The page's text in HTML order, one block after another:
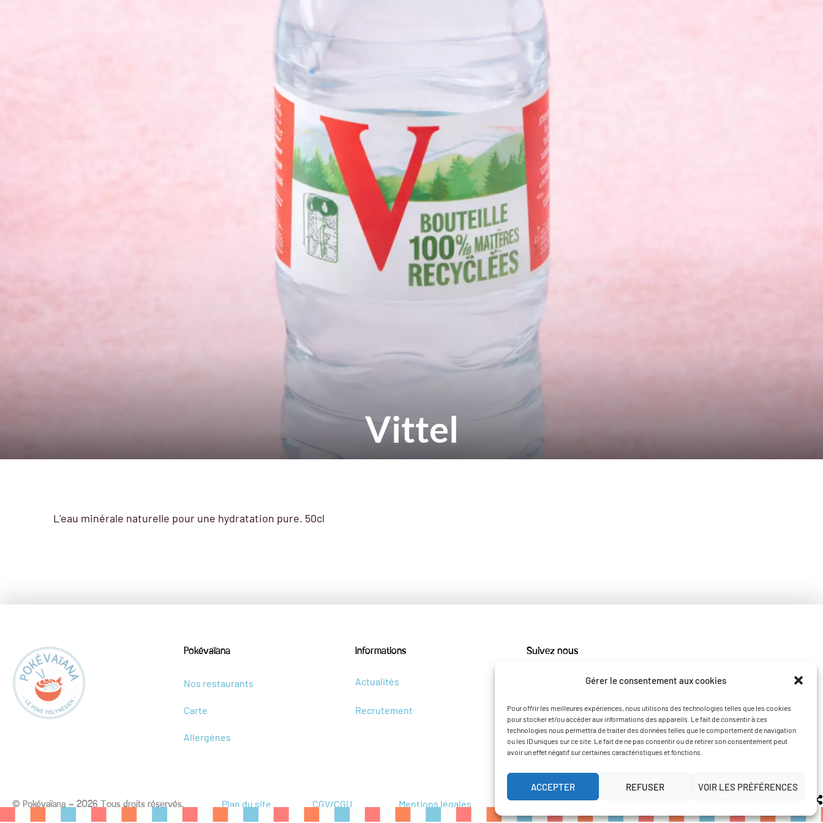
Gérer le consentement aux cookies
Pour offrir les meilleures expériences, nous utilisons des technologies telles que les cookies
pour stocker et/ou accéder aux informations des appareils. Le fait de consentir à ces
technologies nous permettra de traiter des données telles que le comportement de navigation
ou les ID uniques sur ce site. Le fait de ne pas consentir ou de retirer son consentement peut
avoir un effet négatif sur certaines caractéristiques et fonctions.
ACCEPTER REFUSER VOIR LES PRÉFÉRENCES
Nos restaurants Contact Recrutement
Vittel
L’eau minérale naturelle pour une hydratation pure. 50cl
Pokévaïana
Nos restaurants
Carte
Allergènes
Informations
Actualités
Recrutement
Suivez nous
© Pokévaïana – 2026 Tous droits réservés. Plan du site CGV/CGU Mentions légales Politique de confidentialité